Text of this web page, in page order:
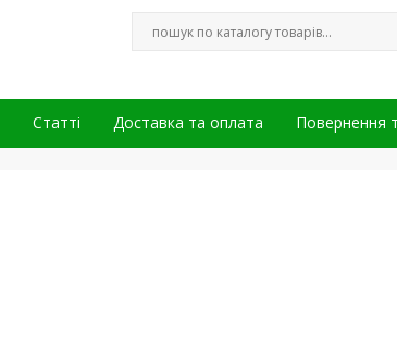
Статті Доставка та оплата Повернення